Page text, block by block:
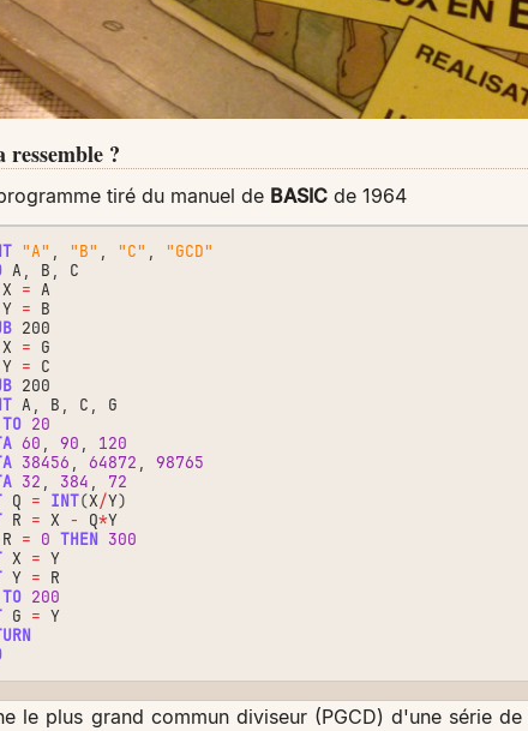
ressemble ?
tiré du manuel de BASIC de 1964
"A" , "B" , "C" ,
"GCD"
A , B ,
C
X = A
Y = B
200
X = G
Y = C
200
A , B , C ,
G
TO 20
60 , 90 ,
120
38456 , 64872 ,
98765
32 , 384 ,
72
Q = INT(X/Y)
R = X - Q*Y
R = 0 THEN 300
X = Y
Y = R
TO 200
G = Y
le plus grand commun diviseur (PGCD) d'une série